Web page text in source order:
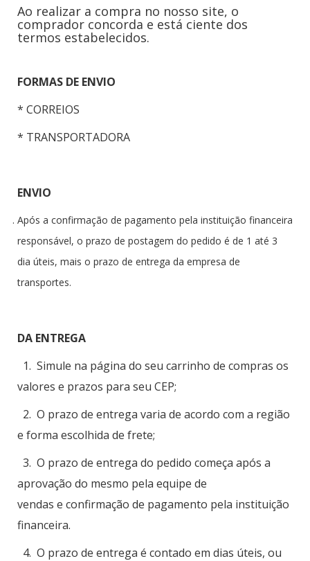
Ao realizar a compra no nosso site, o
comprador concorda e está ciente dos
termos estabelecidos.
FORMAS DE ENVIO
* CORREIOS
* TRANSPORTADORA
ENVIO
Após a confirmação de pagamento pela instituição financeira
responsável, o prazo de postagem do pedido é de 1 até 3
dia úteis, mais o prazo de entrega da empresa de
transportes.
DA ENTREGA
1. Simule na página do seu carrinho de compras os
valores e prazos para seu CEP;
2. O prazo de entrega varia de acordo com a região
e forma escolhida de frete;
3. O prazo de entrega do pedido começa após a
aprovação do mesmo pela equipe de
vendas e confirmação de pagamento pela instituição
financeira.
4. O prazo de entrega é contado em dias úteis, ou